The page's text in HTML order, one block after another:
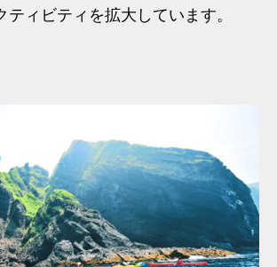
ィビティを拡大しています。